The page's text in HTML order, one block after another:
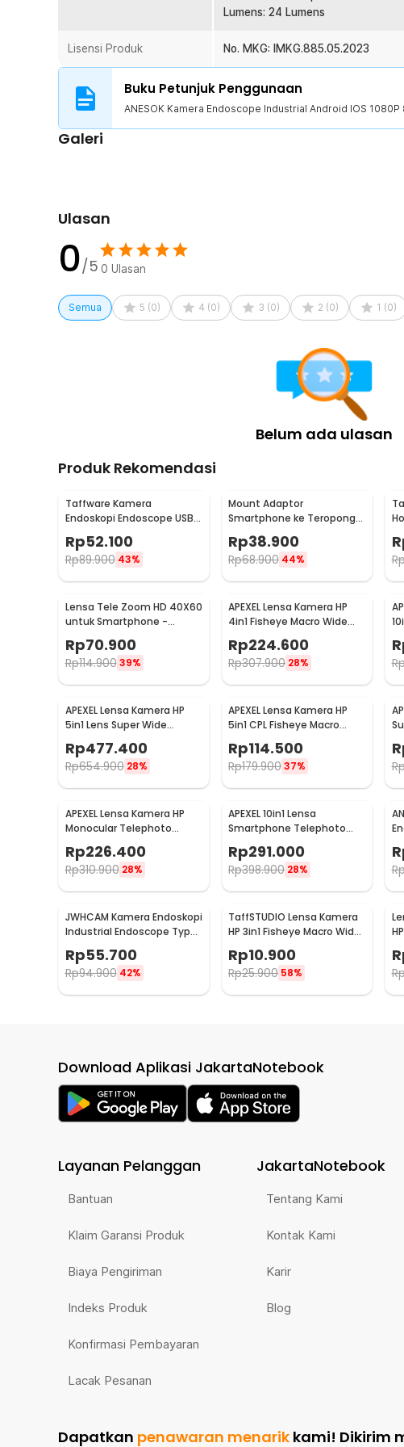
1 x ANESOK Kamera Endoscope Industrial Android IOS
1 x Adaptor Konverter Lightning
1 x Magnet
1 x Kaca
1 x Hook
1 x Fixing Device
1 x Panduan Penggunaan
Lumens: 24 Lumens
Lisensi Produk No. MKG: IMKG.885.05.2023
Buku Petunjuk Penggunaan
ANESOK Kamera Endoscope Industrial Android IOS
Galeri
Ulasan
0/5 0 Ulasan
Semua 5 (0) 4 (0) 3 (0) 2 (0) 1 (0)
Belum ada ulasan
Produk Rekomendasi
Taffware Kamera
Endoskopi Endoscope USB
480P - AN98B
Rp52.100
Rp89.900 43%
Mount Adaptor
Smartphone ke Teropong
Monokular Universal
Digiscoping - WNJ-01
Rp38.900
Rp68.900 44%
Lensa Tele Zoom HD 40X60
untuk Smartphone -
Rp70.900
Rp114.900 39%
APEXEL Lensa Kamera HP
4in1 Fisheye Macro Wide
Telephoto Tripod - APL-
T18XBZJ5
Rp224.600
Rp307.900 28%
APEXEL Lensa Kamera HP
5in1 Lens Super Wide
APL-HB5
Rp477.400
Rp654.900 28%
APEXEL Lensa Kamera HP
5in1 CPL Fisheye Macro
APL-DG5H
Rp114.500
Rp179.90037%
APEXEL Lensa Kamera HP
Monocular Telephoto
Zoom HD 8-24X30 - APL-8-
24X30
Rp226.400
Rp310.900 28%
APEXEL 10in1 Lensa
Smartphone Telephoto
22XDG9
Rp291.000
Rp398.900 28%
JWHCAM Kamera Endoskopi
Industrial Endoscope Type
AN98A
Rp55.700
Rp94.900 42%
TaffSTUDIO Lensa Kamera
HP 3in1 Fisheye Macro Wide
Rp10.900
Rp25.900 58%
Download Aplikasi JakartaNotebook
Layanan Pelanggan
Bantuan
Klaim Garansi Produk
Biaya Pengiriman
Indeks Produk
Konfirmasi Pembayaran
Lacak Pesanan
JakartaNotebook
Tentang Kami
Kontak Kami
Karir
Blog
Dapatkan penawaran menarik kami! Dikirim